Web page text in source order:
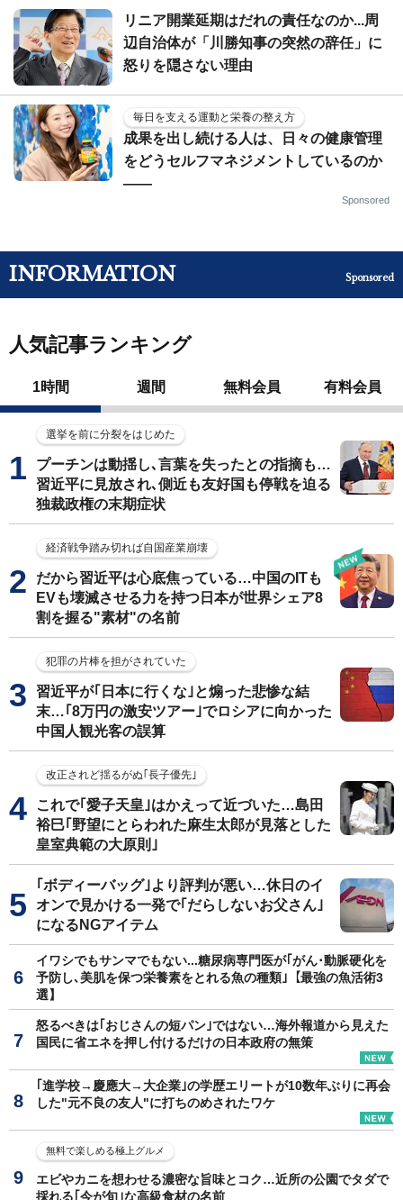
リニア開業延期はだれの責任なのか...周
辺自治体が「川勝知事の突然の辞任」に
怒りを隠さない理由
毎日を支える運動と栄養の整え方
成果を出し続ける人は、日々の健康管理
をどうセルフマネジメントしているのか
——
Sponsored
INFORMATION Sponsored
人気記事ランキング
1時間 週間 無料会員 有料会員
選挙を前に分裂をはじめた
プーチンは動揺し､言葉を失ったとの指摘も…
習近平に見放され､側近も友好国も停戦を迫る
独裁政権の末期症状
経済戦争踏み切れば自国産業崩壊
だから習近平は心底焦っている…中国のITも
EVも壊滅させる力を持つ日本が世界シェア8
割を握る"素材"の名前
犯罪の片棒を担がされていた
習近平が｢日本に行くな｣と煽った悲惨な結
末…｢8万円の激安ツアー｣でロシアに向かった
中国人観光客の誤算
改正されど揺るがぬ｢長子優先｣
これで｢愛子天皇｣はかえって近づいた…島田
裕巳｢野望にとらわれた麻生太郎が見落とした
皇室典範の大原則｣
｢ボディーバッグ｣より評判が悪い…休日のイ
オンで見かける一発で｢だらしないお父さん｣
になるNGアイテム
イワシでもサンマでもない...糖尿病専門医が｢がん･動脈硬化を
予防し､美肌を保つ栄養素をとれる魚の種類｣【最強の魚活術3
選】
怒るべきは｢おじさんの短パン｣ではない…海外報道から見えた
国民に省エネを押し付けるだけの日本政府の無策
｢進学校→慶應大→大企業｣の学歴エリートが10数年ぶりに再会
した"元不良の友人"に打ちのめされたワケ
無料で楽しめる極上グルメ
エビやカニを想わせる濃密な旨味とコク…近所の公園でタダで
採れる｢今が旬｣な高級食材の名前